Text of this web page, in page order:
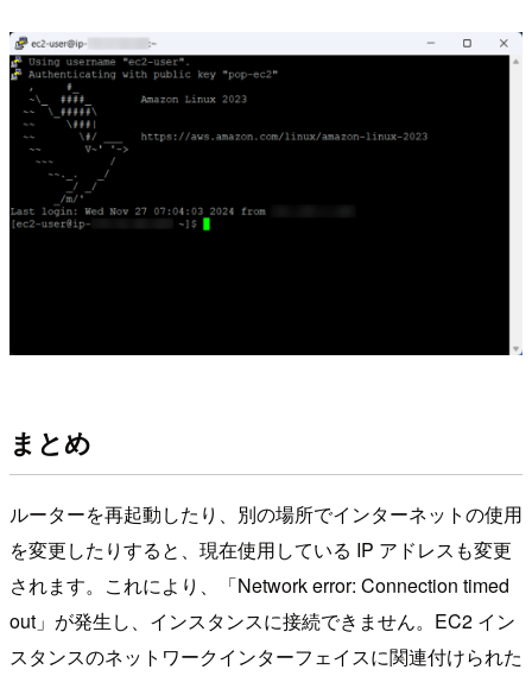
まとめ
ルーターを再起動したり、別の場所でインターネットの使用
を変更したりすると、現在使用している IP アドレスも変更
されます。これにより、「Network error: Connection timed
out」が発生し、インスタンスに接続できません。EC2 イン
スタンスのネットワークインターフェイスに関連付けられた